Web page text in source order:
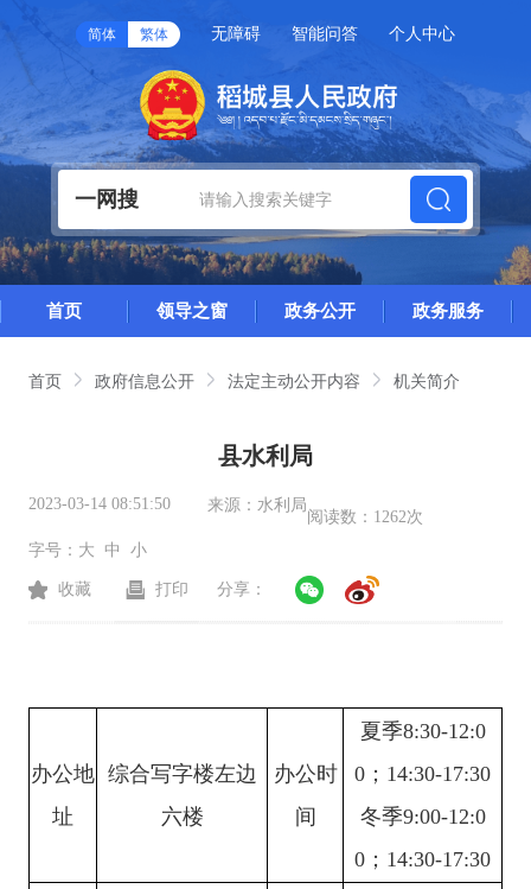
简体 繁体 无障碍 智能问答 个人中心
一网搜
首页 领导之窗 政务公开 政务服务
首页 政府信息公开 法定主动公开内容 机关简介
县水利局
2023-03-14 08:51:50 来源： 水利局
阅读数： 1262次
字号： 大 中 小
收藏 打印 分享：
办公地
址
综合写字楼左边
六楼
办公时
间
夏季8:30-12:0
0； 14:30-17:30
冬季9:00-12:0
0；14:30-17:30